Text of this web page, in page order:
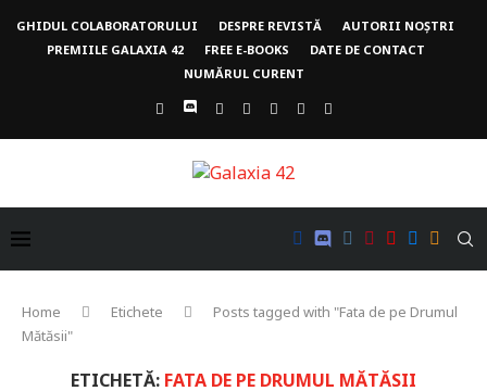
GHIDUL COLABORATORULUI DESPRE REVISTĂ
AUTORII NOȘTRI
PREMIILE GALAXIA 42
FREE E-BOOKS
DATE DE CONTACT
NUMĂRUL CURENT
Home Etichete
Posts tagged with "Fata de pe Drumul
Mătăsii"
ETICHETĂ: FATA DE PE DRUMUL MĂTĂSII